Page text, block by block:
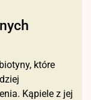
które
Kąpiele z jej